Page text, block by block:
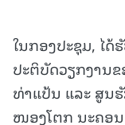
ໃນກອງປະຊຸມ, ໄ
ປະຕິບັດວຽກງານ
ທ່າແປ້ນ ແລະ ສູນ
ໜອງໂຕກ ນະຄອ